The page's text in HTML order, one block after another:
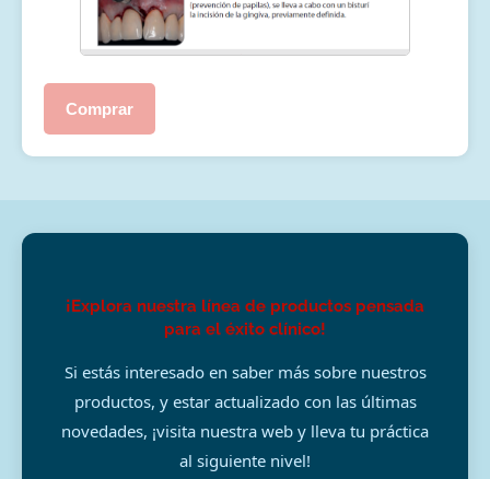
Comprar
¡Explora nuestra línea de productos pensada
para el éxito clínico!
Si estás interesado en saber más sobre nuestros
productos, y estar actualizado con las últimas
novedades, ¡visita nuestra web y lleva tu práctica
al siguiente nivel!